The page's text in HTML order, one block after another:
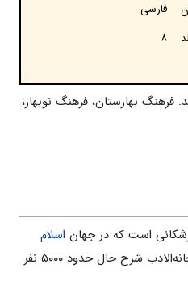
فارسی
۸
فرهنگ بهارستان، فرهنگ نوبهار،
است که در جهان اسلام
نامور بوده یا ذکری از آنان در منابع پیشین آمده است. علاوه آنکه گاه احوال کسانی درج شده که در منابع دیگر به‌ طور مستقل اثری از آنها نیست. در ریحانه‌الادب شرح حال حدود ۵۰۰۰ نفر